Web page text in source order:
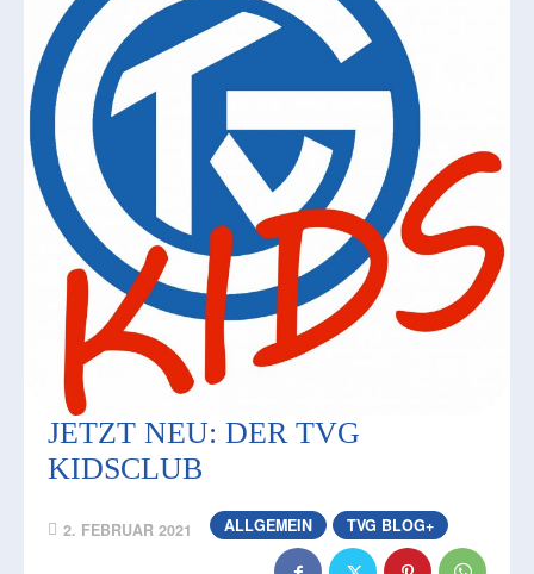
JETZT NEU: DER TVG
KIDSCLUB
2. FEBRUAR 2021 ALLGEMEIN TVG BLOG+